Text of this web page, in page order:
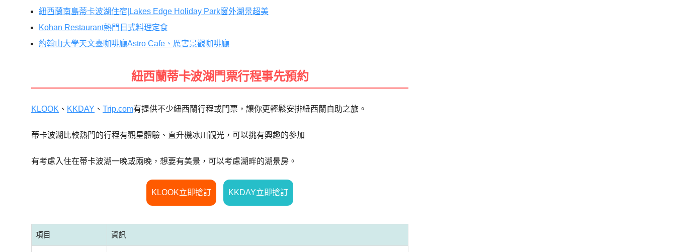
紐西蘭南島蒂卡波湖住宿|Lakes Edge Holiday Park窗外湖景超美
Kohan Restaurant熱門日式料理定食
約翰山大學天文臺咖啡廳Astro Cafe、厲害景觀咖啡廳
紐西蘭蒂卡波湖門票行程事先預約
KLOOK 、 KKDAY 、 Trip.com有提供不少紐西蘭行程或門票，讓你更輕鬆安排紐西蘭自助之旅。
蒂卡波湖比較熱門的行程有觀星體驗、直升機冰川觀光，可以挑有興趣的參加
有考慮入住在蒂卡波湖一晚或兩晚，想要有美景，可以考慮湖畔的湖景房。
KLOOK立即搶訂 KKDAY立即搶訂
項目 資訊